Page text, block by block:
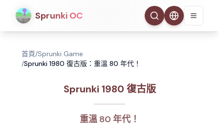
Sprunki OC
首頁/Sprunki Game
/Sprunki 1980 復古版：重溫 80 年代！
Sprunki 1980 復古版
重溫 80 年代！